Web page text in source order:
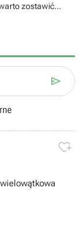
zostawić
w tej grze

